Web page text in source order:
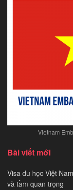
Vietnam
Bài viết mới
Visa du học Việt
và tầm quan trọng